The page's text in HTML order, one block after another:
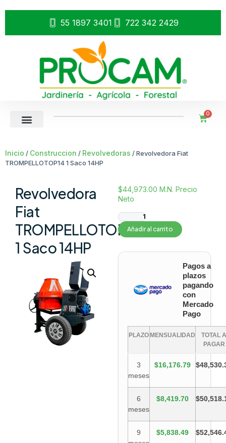
55 1897 3401 722 342 2429
0
Inicio / Construccion / Revolvedoras / Revolvedora Fiat
TROMPELLOTOP14 1 Saco 14HP
Revolvedora
Fiat
TROMPELLOTOP14
1 Saco 14HP
$44,973.00 M.N. Precio
Neto
Añadir al carrito
Pagos a
plazos
pagando
con
Mercado
Pago
PLAZO MENSUALIDAD
TOTAL A
PAGAR
3
meses
$16,176.79
6
meses
$8,419.70
9
$5,838.49